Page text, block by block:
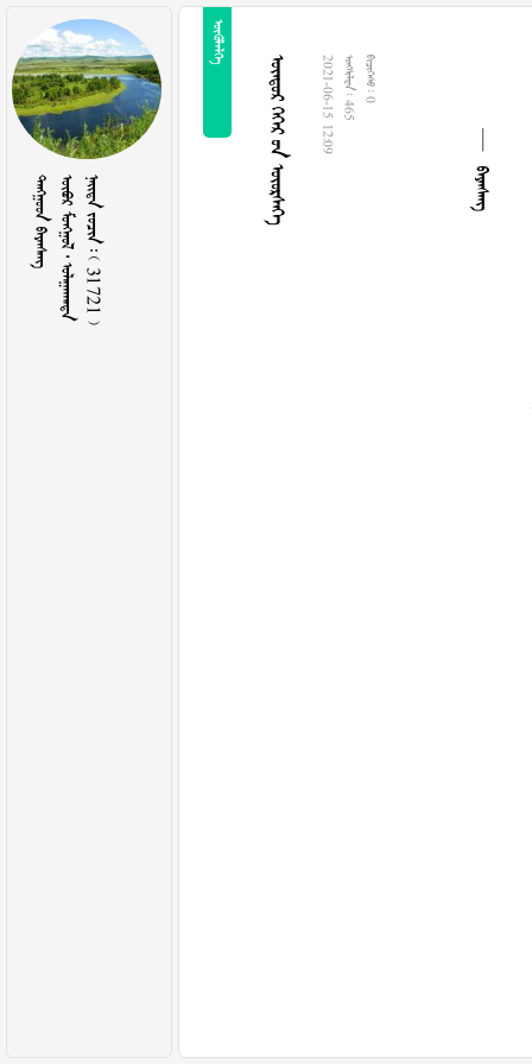
        31721 

    2021-06-15 12:09  465  0  